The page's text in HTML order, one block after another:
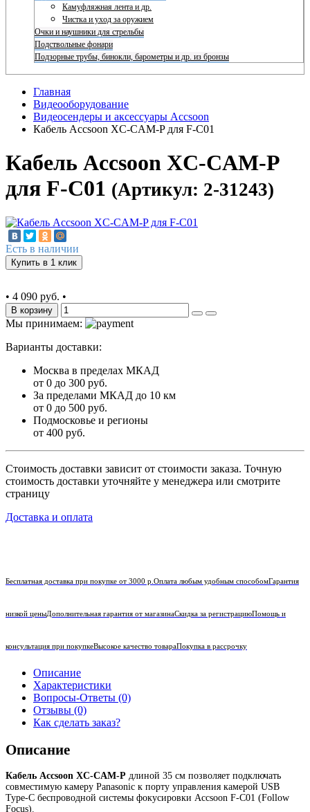
Камуфляжная лента и др.
Чистка и уход за оружием
Очки и наушники для стрельбы
Подствольные фонари
Подзорные трубы, бинокли, барометры и др. из бронзы
Главная
Видеооборудование
Видеосендеры и аксессуары Accsoon
Кабель Accsoon XC-CAM-P для F-C01
Кабель Accsoon XC-CAM-P
для F-C01 (Артикул: 2-31243)
Есть в наличии
Купить в 1 клик
• 4 090 руб. •
В корзину
Мы принимаем:
Варианты доставки:
Москва в пределах МКАД
от 0 до 300 руб.
За пределами МКАД до 10 км
от 0 до 500 руб.
Подмосковье и регионы
от 400 руб.
Стоимость доставки зависит от стоимости заказа. Точную
стоимость доставки уточняйте у менеджера или смотрите
страницу
Доставка и оплата
Бесплатная доставка при покупке от 3000 р. Оплата любым удобным способомГарантия
низкой ценыДополнительная гарантия от магазинаСкидка за регистрациюПомощь и
консультация при покупкеВысокое качество товараПокупка в рассрочку
Описание
Характеристики
Вопросы-Ответы (0)
Отзывы (0)
Как сделать заказ?
Описание
Кабель Accsoon XC-CAM-P длиной 35 см позволяет подключать
совместимую камеру Panasonic к порту управления камерой USB
Type-C беспроводной системы фокусировки Accsoon F-C01 (Follow
Focus).